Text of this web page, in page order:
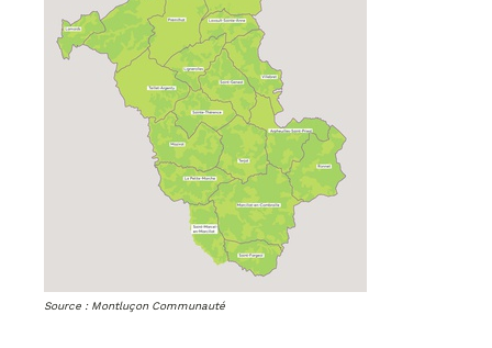
Source : Montluçon Communauté